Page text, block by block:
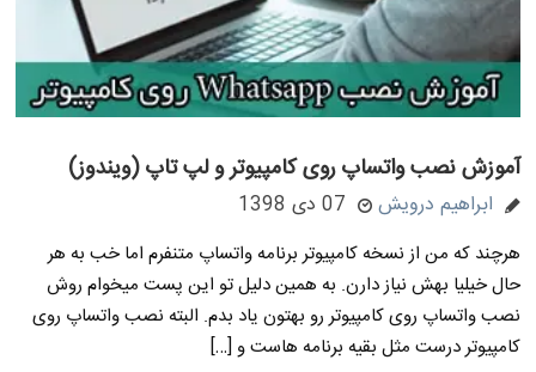
آموزش نصب واتساپ روی کامپیوتر و لپ تاپ (ویندوز)
ابراهیم درویش 07 دی 1398
هرچند که من از نسخه کامپیوتر برنامه واتساپ متنفرم اما خب به هر
حال خیلیا بهش نیاز دارن. به همین دلیل تو این پست میخوام روش
نصب واتساپ روی کامپیوتر رو بهتون یاد بدم. البته نصب واتساپ روی
کامپیوتر درست مثل بقیه برنامه هاست و […]